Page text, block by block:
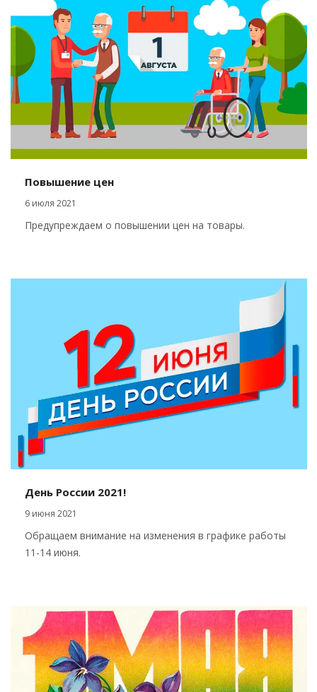
Повышение цен
6 июля 2021
Предупреждаем о повышении цен на товары.
День России 2021!
9 июня 2021
Обращаем внимание на изменения в графике работы
11-14 июня.